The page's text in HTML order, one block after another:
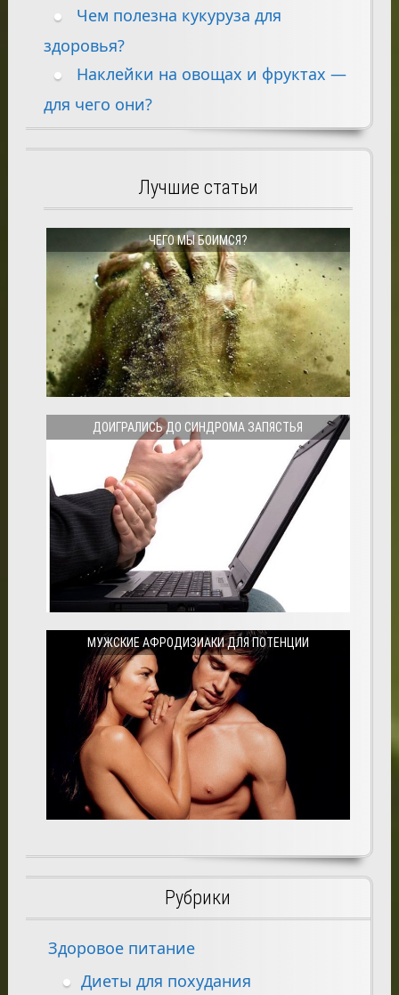
Чем полезна кукуруза для
здоровья?
Наклейки на овощах и фруктах —
для чего они?
Лучшие статьи
ЧЕГО МЫ БОИМСЯ?
ДОИГРАЛИСЬ ДО СИНДРОМА ЗАПЯСТЬЯ
МУЖСКИЕ АФРОДИЗИАКИ ДЛЯ ПОТЕНЦИИ
Рубрики
Здоровое питание
Диеты для похудания